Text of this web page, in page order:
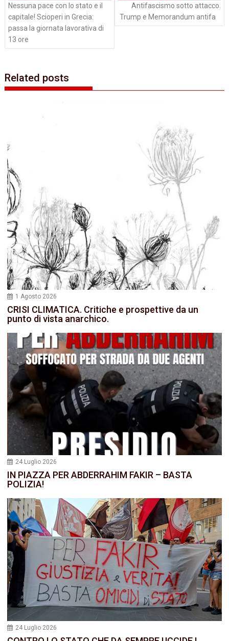
Nessuna pace con lo stato e il
capitale! Scioperi in Grecia:
passa la giornata lavorativa di
13 ore
Antifascismo sotto attacco.
Trump e Memorandum antifa
Related posts
1 Agosto 2026
CRISI CLIMATICA. Critiche e prospettive da un
punto di vista anarchico.
24 Luglio 2026
IN PIAZZA PER ABDERRAHIM FAKIR – BASTA
POLIZIA!
24 Luglio 2026